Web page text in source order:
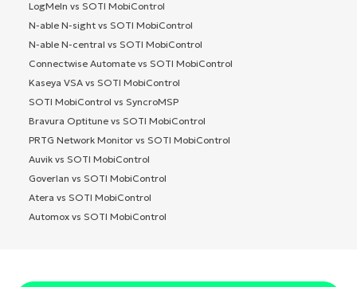
LogMeIn vs SOTI MobiControl
N-able N-sight vs SOTI MobiControl
N-able N-central vs SOTI MobiControl
Connectwise Automate vs SOTI MobiControl
Kaseya VSA vs SOTI MobiControl
SOTI MobiControl vs SyncroMSP
Bravura Optitune vs SOTI MobiControl
PRTG Network Monitor vs SOTI MobiControl
Auvik vs SOTI MobiControl
Goverlan vs SOTI MobiControl
Atera vs SOTI MobiControl
Automox vs SOTI MobiControl